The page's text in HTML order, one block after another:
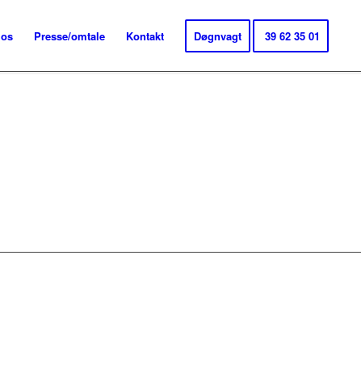
Presse/omtale Kontakt Døgnvagt 39 62 35 01